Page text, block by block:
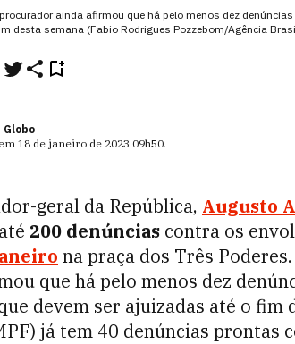
ainda afirmou que há pelo menos dez
desta semana (Fabio Rodrigues Pozzebom/Agência
Globo
18 de janeiro de 2023 09h50.
geral da República, Augusto
200 denúncias contra os
na praça dos Três
que há pelo menos dez
devem ser ajuizadas até o
já tem 40 denúncias prontas